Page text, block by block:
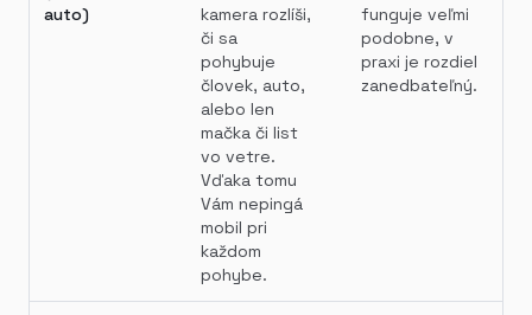
auto)
kamera rozlíši,
či sa
pohybuje
človek, auto,
alebo len
mačka či list
vo vetre.
Vďaka tomu
Vám nepingá
mobil pri
každom
pohybe.
funguje veľmi
podobne, v
praxi je rozdiel
zanedbateľný.